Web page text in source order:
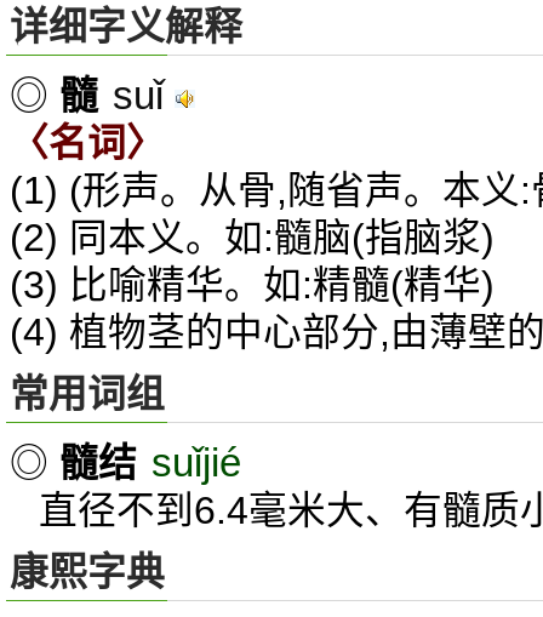
详细字义解释
◎ 髓 suǐ
〈名词〉
(1) (形声。从骨,随省声。本义
(2) 同本义。如:髓脑(指脑浆)
(3) 比喻精华。如:精髓(精华)
(4) 植物茎的中心部分,由薄壁
常用词组
◎ 髓结 suǐjié
直径不到6.4毫米大、有髓质
康熙字典